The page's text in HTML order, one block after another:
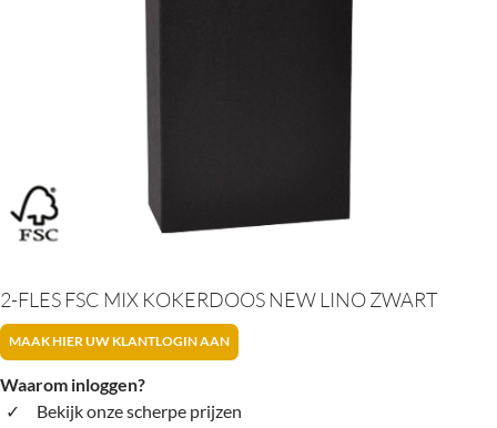
2-FLES FSC MIX KOKERDOOS NEW LINO ZWART
MAAK HIER UW KLANTLOGIN AAN
Waarom inloggen?
Bekijk onze scherpe prijzen